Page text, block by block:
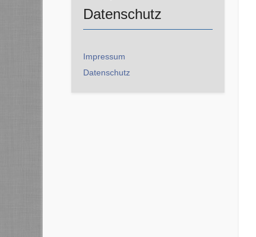
Datenschutz
Impressum
Datenschutz